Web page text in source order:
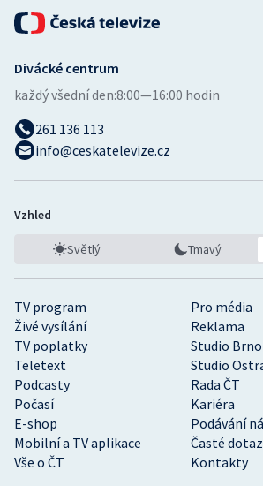
TV program
Pro média
Živé vysílání
Reklama
TV poplatky
Studio Brno
Teletext
Studio
Podcasty
Rada ČT
Počasí
Kariéra
E-shop
Podávání
Mobilní a TV aplikace
Časté
Vše o ČT
Kontakty
Divácké centrum
každý všední den:8:00—16:00 hodin
261 136 113
info@ceskatelevize.cz
Vzhled
Světlý Tmavý